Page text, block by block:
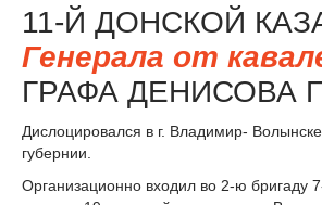
11-Й ДОНСКОЙ
Генерала от
ГРАФА ДЕНИСОВА
Дислоцировался в г. Владимир-
губернии.
Организационно входил во 2-ю бригаду